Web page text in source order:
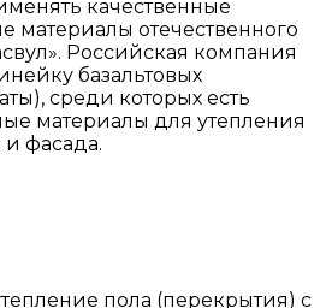
качественные
материалы отечественного
Российская компания
базальтовых
среди которых есть
материалы для утепления
и фасада.